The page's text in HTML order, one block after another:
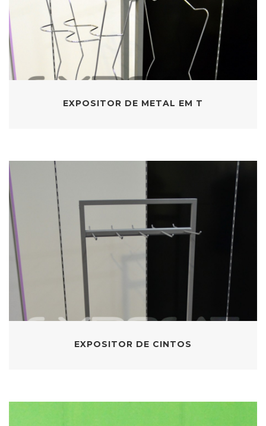
EXPOSITOR DE METAL EM T
EXPOSITOR DE CINTOS